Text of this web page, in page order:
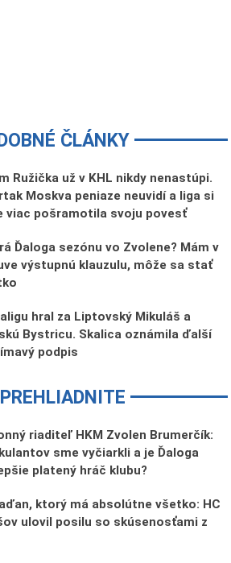
ČLÁNKY
Ružička už v KHL nikdy nenastúpi.
Moskva peniaze neuvidí a liga si
viac pošramotila svoju povesť
Ďaloga sezónu vo Zvolene? Mám v
výstupnú klauzulu, môže sa stať
hral za Liptovský Mikuláš a
Bystricu. Skalica oznámila ďalší
podpis
riaditeľ HKM Zvolen Brumerčík:
sme vyčiarkli a je Ďaloga
platený hráč klubu?
ktorý má absolútne všetko: HC
ulovil posilu so skúsenosťami z